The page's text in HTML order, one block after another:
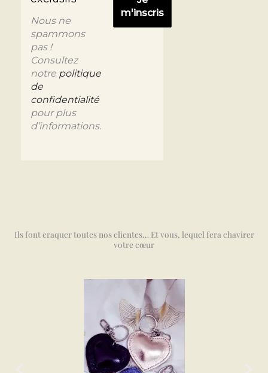
Nous ne
spammons
pas !
Consultez
notre politique
de
confidentialité
pour plus
d’informations.
Ils font craquer toutes nos clientes… Et vous, lequel fera chavirer
votre cœur